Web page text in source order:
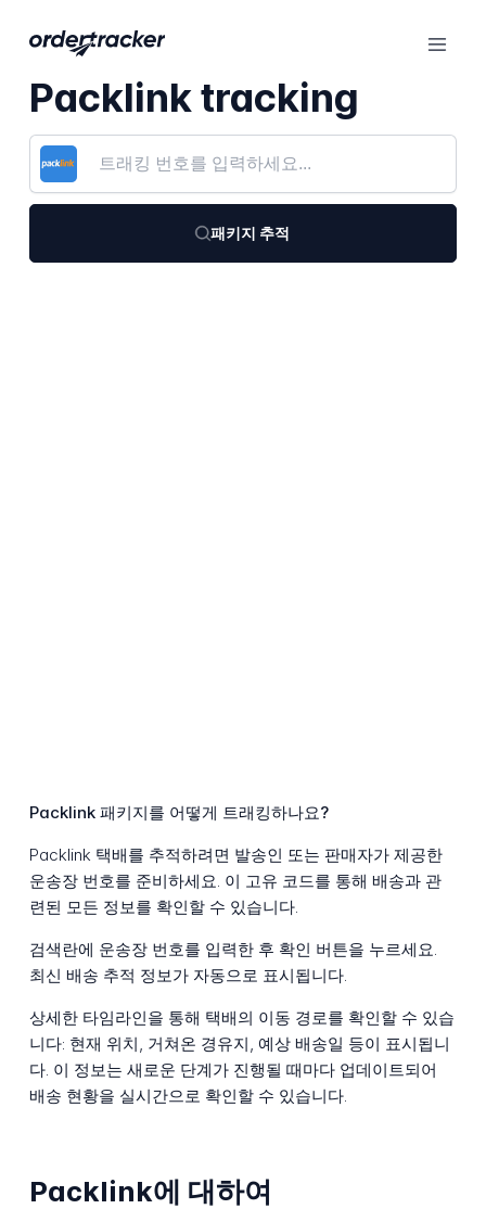
Packlink tracking
패키지 추적
Packlink 패키지를 어떻게 트래킹하나요?
Packlink 택배를 추적하려면 발송인 또는 판매자가 제공한
운송장 번호를 준비하세요. 이 고유 코드를 통해 배송과 관
련된 모든 정보를 확인할 수 있습니다.
검색란에 운송장 번호를 입력한 후 확인 버튼을 누르세요.
최신 배송 추적 정보가 자동으로 표시됩니다.
상세한 타임라인을 통해 택배의 이동 경로를 확인할 수 있습
니다: 현재 위치, 거쳐온 경유지, 예상 배송일 등이 표시됩니
다. 이 정보는 새로운 단계가 진행될 때마다 업데이트되어
배송 현황을 실시간으로 확인할 수 있습니다.
Packlink에 대하여